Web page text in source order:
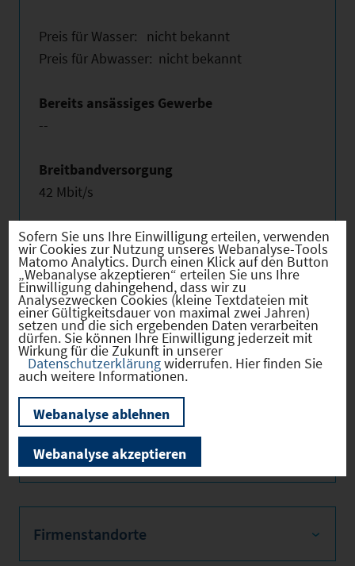
Preis für Wasser: nicht bekannt
Preis für Abwasser: nicht bekannt
Bereits ansässiges Gewerbe
--
Breitbandversorgung
42 Mbit/s
Hebesätze
Gewerbest
euerhebes
atz
2024 420
Hebesatz
der
Grundsteu
er B
2024
Firmenstandorte
Sofern Sie uns Ihre Einwilligung erteilen, verwenden
wir Cookies zur Nutzung unseres Webanalyse-Tools
Matomo Analytics. Durch einen Klick auf den Button
„Webanalyse akzeptieren“ erteilen Sie uns Ihre
Einwilligung dahingehend, dass wir zu
Analysezwecken Cookies (kleine Textdateien mit
einer Gültigkeitsdauer von maximal zwei Jahren)
setzen und die sich ergebenden Daten verarbeiten
dürfen. Sie können Ihre Einwilligung jederzeit mit
Wirkung für die Zukunft in unserer
Datenschutzerklärungwiderrufen. Hier finden Sie
auch weitere Informationen.
Webanalyse ablehnen
Webanalyse akzeptieren